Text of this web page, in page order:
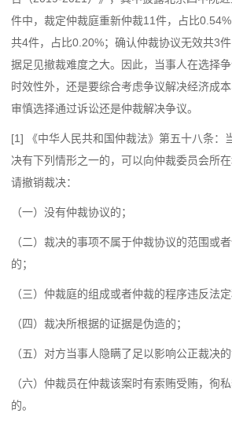
件中，裁定仲裁庭重新仲裁11件，占比
共4件，占比0.20%；确认仲裁协议无效共3
据足见撤裁难度之大。因此，当事人在选择
时效性外，还是要综合考虑争议解决经济成本
审慎选择通过诉讼还是仲裁解决争议。
[1] 《中华人民共和国仲裁法》第五十八条：
决有下列情形之一的，可以向仲裁委员会所
请撤销裁决：
（一）没有仲裁协议的；
（二）裁决的事项不属于仲裁协议的范围或
的；
（三）仲裁庭的组成或者仲裁的程序违反法定
（四）裁决所根据的证据是伪造的；
（五）对方当事人隐瞒了足以影响公正裁决的
（六）仲裁员在仲裁该案时有索贿受贿，徇
的。